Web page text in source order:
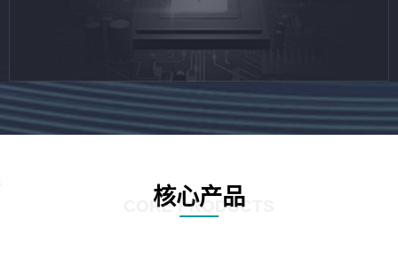
核心产品
CORE PRODUCTS